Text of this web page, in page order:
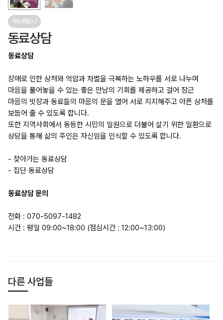
자립생활[IL]
동료상담
동료상담
장애로 인한 상처와 억압과 차별을 극복하는 노하우를 서로 나누며
마음을 풀어놓을 수 있는 좋은 만남의 기회를 제공하고 걸어 잠근
마음의 빗장과 동료들의 마음의 문을 열어 서로 지지해주고 아픈 상처를
보듬어 줄 수 있도록 합니다.
또한 지역사회에서 동등한 시민의 일원으로 더불어 살기 위한 일환으로
상담을 통해 삶의 주인은 자신임을 인식할 수 있도록 합니다.
- 찾아가는 동료상담
- 집단 동료상담
동료상담 문의
전화 : 070-5097-1482
시간 : 평일 09:00~18:00 (점심시간 : 12:00~13:00)
다른 사업들